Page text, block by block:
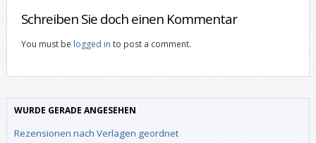
Schreiben Sie doch einen Kommentar
You must be logged in to post a comment.
WURDE GERADE ANGESEHEN
Rezensionen nach Verlagen geordnet